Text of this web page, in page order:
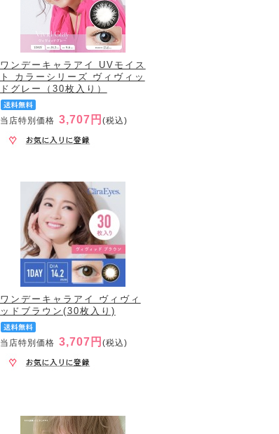
ワンデーキャラアイ UVモイス
ト カラーシリーズ ヴィヴィッ
ドグレー（30枚入り）
当店特別価格 3,707円 (税込)
ワンデーキャラアイ ヴィヴィ
ッドブラウン(30枚入り)
当店特別価格 3,707円 (税込)